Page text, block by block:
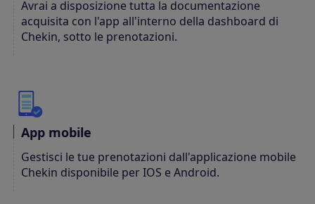
Avrai a disposizione tutta la documentazione
acquisita con l'app all'interno della dashboard di
Chekin, sotto le prenotazioni.
App mobile
Gestisci le tue prenotazioni dall'applicazione mobile
Chekin disponibile per IOS e Android.